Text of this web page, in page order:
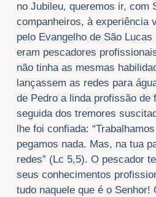
no Jubileu, queremos ir, com
companheiros, à experiência
pelo Evangelho de São
eram pescadores
não tinha as mesmas
lançassem as redes para
de Pedro a linda profissão de
seguida dos tremores
lhe foi confiada:
pegamos nada. Mas, na tua
redes” (Lc 5,5). O pescador
seus conhecimentos
tudo naquele que é o Senhor!